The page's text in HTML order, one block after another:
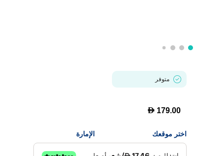
متوفر
D 179.00
اختر موقعك الإمارة